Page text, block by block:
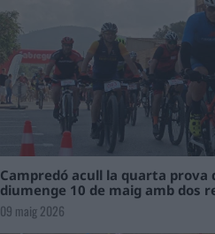
Campredó acull la quarta prova
diumenge 10 de maig amb dos
09 maig 2026